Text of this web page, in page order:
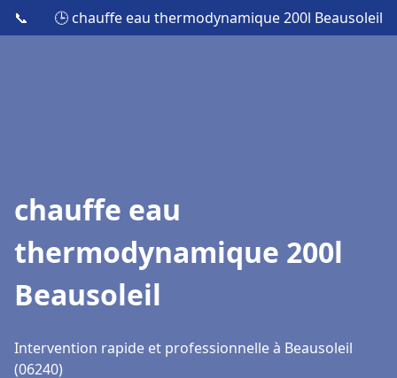
📞 🕒 chauffe eau thermodynamique 200l Beausoleil
chauffe eau
thermodynamique 200l
Beausoleil
Intervention rapide et professionnelle à Beausoleil
(06240)